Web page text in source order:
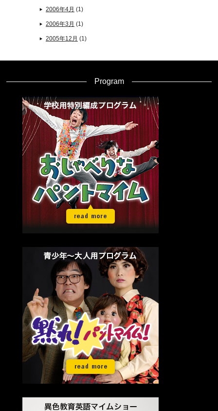
2006年4月 (1)
2006年3月 (1)
2005年12月 (1)
Program